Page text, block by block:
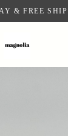
& FREE